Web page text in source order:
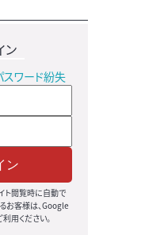
ン
スワード紛失
ン
ト閲覧時に自動で
お客様は、Google
利用ください。